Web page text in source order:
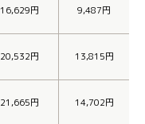
16,629円 9,487円
20,532円 13,815円
21,665円 14,702円